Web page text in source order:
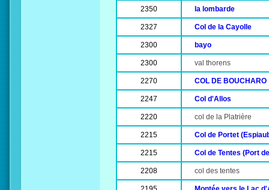
2350 la lombarde
2327 Col de la Cayolle
2300 bayo
2300 val thorens
2270 COL DE BOUCHARO
2247 Col d'Allos
2220 col de la Platrière
2215 Col de Portet
2215 Col de Tentes (Port
2208 col des tentes